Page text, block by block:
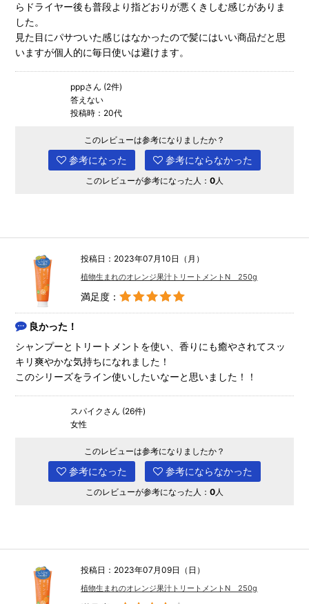
らドライヤー後も普段より指どおりが悪くきしむ感じがありま
した。
見た目にパサついた感じはなかったので髪にはいい商品だと思
いますが個人的に毎日使いは避けます。
pppさん (2件)
答えない
投稿時：20代
このレビューは参考になりましたか？
参考になった 参考にならなかった
このレビューが参考になった人： 0人
投稿日：2023年07月10日（月）
植物生まれのオレンジ果汁トリートメントN 250g
満足度：
良かった！
シャンプーとトリートメントを使い、香りにも癒やされてスッ
キリ爽やかな気持ちになれました！
このシリーズをライン使いしたいなーと思いました！！
スパイクさん (26件)
女性
このレビューは参考になりましたか？
参考になった 参考にならなかった
このレビューが参考になった人： 0人
投稿日：2023年07月09日（日）
植物生まれのオレンジ果汁トリートメントN 250g